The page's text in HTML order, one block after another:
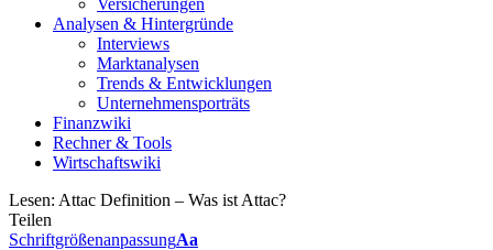
Versicherungen
Analysen & Hintergründe
Interviews
Marktanalysen
Trends & Entwicklungen
Unternehmensporträts
Finanzwiki
Rechner & Tools
Wirtschaftswiki
Lesen: Attac Definition – Was ist Attac?
Teilen
SchriftgrößenanpassungAa